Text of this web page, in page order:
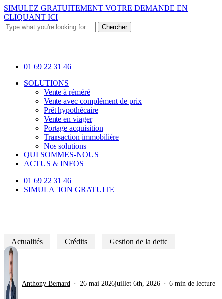
Skip
to
main
content
SIMULEZ GRATUITEMENT VOTRE DEMANDE EN
CLIQUANT ICI
Chercher
01 69 22 31 46
Menu
SOLUTIONS
Vente à réméré
Vente avec complément de prix
Prêt hypothécaire
Vente en viager
Portage acquisition
Transaction immobilière
Nos solutions
QUI SOMMES-NOUS
ACTUS & INFOS
01 69 22 31 46
SIMULATION GRATUITE
Actualités Crédits Gestion de la dette
Anthony Bernard 26 mai 2026juillet 6th, 2026 6 min de lecture